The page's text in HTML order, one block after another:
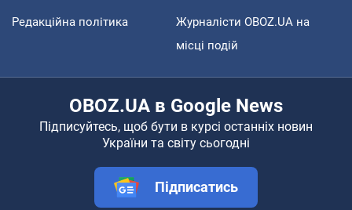
Редакційна політика
Журналісти OBOZ.UA на
місці подій
OBOZ.UA в Google News
Підписуйтесь, щоб бути в курсі останніх новин
України та світу сьогодні
Підписатись